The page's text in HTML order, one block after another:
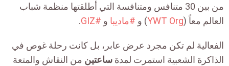
من بين 30 متنافس ومتنافسة التي أطلقتها منظمة شباب
العالم معاً (YWT Org
) و #ماديبا و #GIZ
.
الفعالية لم تكن مجرد عرض عابر، بل كانت رحلة غوص في
الذاكرة الشعبية استمرت لمدة ساعتين من النقاش والمتعة